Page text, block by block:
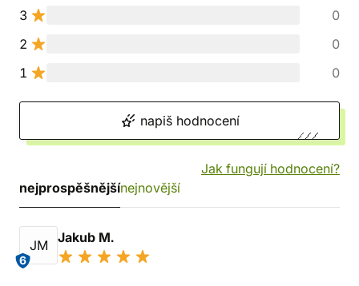
3
0
2
0
1
0
napiš hodnocení
Jak fungují hodnocení?
nejprospěšnějšínejnovější
JM
6
Jakub M.